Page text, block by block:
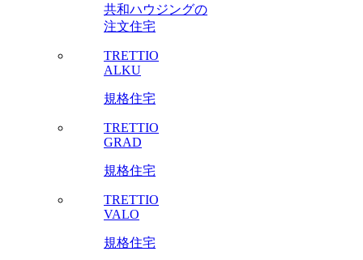
共和ハウジングの
注文住宅
TRETTIO
ALKU
規格住宅
TRETTIO
GRAD
規格住宅
TRETTIO
VALO
規格住宅